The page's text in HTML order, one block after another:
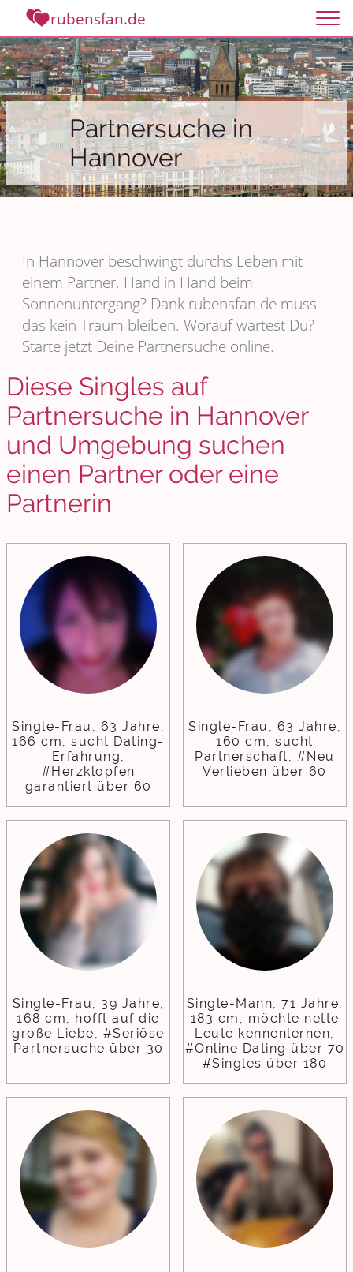
rubensfan.de
Partnersuche in
Hannover
In Hannover beschwingt durchs Leben mit
einem Partner. Hand in Hand beim
Sonnenuntergang? Dank rubensfan.de muss
das kein Traum bleiben. Worauf wartest Du?
Starte jetzt Deine Partnersuche online.
Diese Singles auf
Partnersuche in Hannover
und Umgebung suchen
einen Partner oder eine
Partnerin
Single-Frau, 63 Jahre,
166 cm, sucht Dating-
Erfahrung,
#Herzklopfen
garantiert über 60
Single-Frau, 63 Jahre,
160 cm, sucht
Partnerschaft, #Neu
Verlieben über 60
Single-Frau, 39 Jahre,
168 cm, hofft auf die
große Liebe, #Seriöse
Partnersuche über 30
Single-Mann, 71 Jahre,
183 cm, möchte nette
Leute kennenlernen,
#Online Dating über 70
#Singles über 180